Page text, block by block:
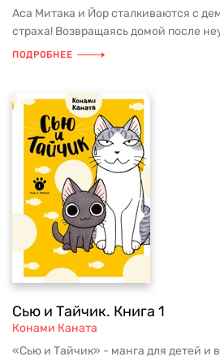
Аса Митака и Йор сталкиваются с
страха! Возвращаясь домой после
ПОДРОБНЕЕ
Сью и Тайчик. Книга 1
Конами Каната
«Сью и Тайчик» - манга для детей и